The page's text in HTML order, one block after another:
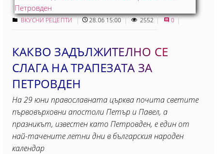
ВКУСНИ РЕЦЕПТИ 28.06 15:00 2552 0
КАКВО ЗАДЪЛЖИТЕЛНО СЕ
СЛАГА НА ТРАПЕЗАТА ЗА
ПЕТРОВДЕН
На 29 юни православната църква почита светите
първовърховни апостоли Петър и Павел, а
празникът, известен като Петровден, е един от
най-тачените летни дни в българския народен
календар